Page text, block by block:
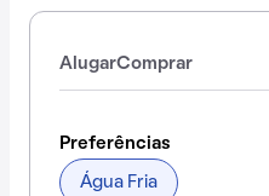
AlugarComprar
Preferências
Água Fria